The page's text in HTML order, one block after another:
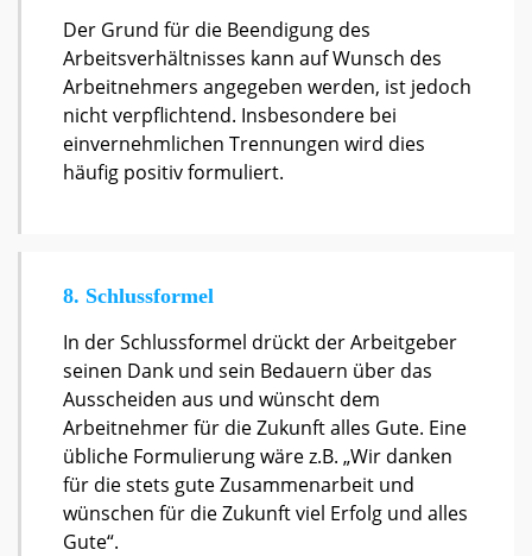
Der Grund für die Beendigung des
Arbeitsverhältnisses kann auf Wunsch des
Arbeitnehmers angegeben werden, ist jedoch
nicht verpflichtend. Insbesondere bei
einvernehmlichen Trennungen wird dies
häufig positiv formuliert.
8. Schlussformel
In der Schlussformel drückt der Arbeitgeber
seinen Dank und sein Bedauern über das
Ausscheiden aus und wünscht dem
Arbeitnehmer für die Zukunft alles Gute. Eine
übliche Formulierung wäre z.B. „Wir danken
für die stets gute Zusammenarbeit und
wünschen für die Zukunft viel Erfolg und alles
Gute“.